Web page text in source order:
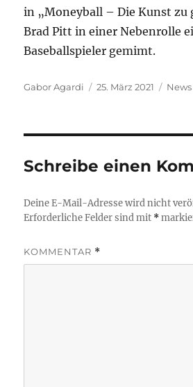
in „Moneyball – Die Kunst zu
Brad Pitt in einer Nebenrolle
Baseballspieler gemimt.
Autor
Gabor Agardi
Veröffentlicht
25. März 2021 News
Schreibe einen
Deine E-Mail-Adresse wird nicht
Erforderliche Felder sind mit *
KOMMENTAR *